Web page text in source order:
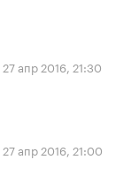
27 апр 2016, 21:30
27 апр 2016, 21:00